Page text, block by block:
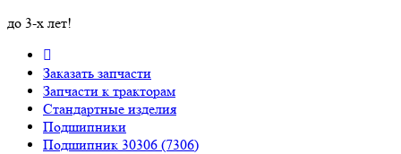
до 3-х лет!
Заказать запчасти
Запчасти к тракторам
Стандартные изделия
Подшипники
Подшипник 30306 (7306)